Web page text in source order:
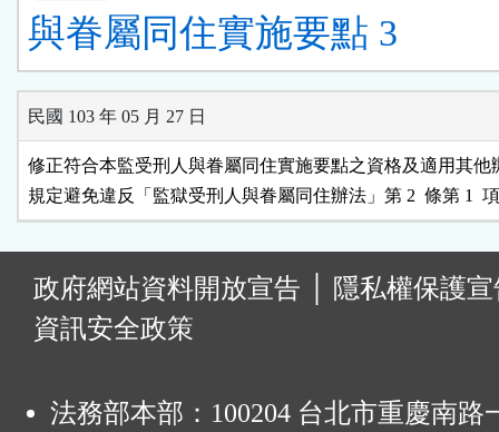
與眷屬同住實施要點 3
民國 103 年 05 月 27 日
修正符合本監受刑人與眷屬同住實施要點之資格及適用其他
規定避免違反「監獄受刑人與眷屬同住辦法」第 2  條第 1
政府網站資料開放宣告
隱私權保護
資訊安全政策
法務部本部：100204 台北市重慶南路